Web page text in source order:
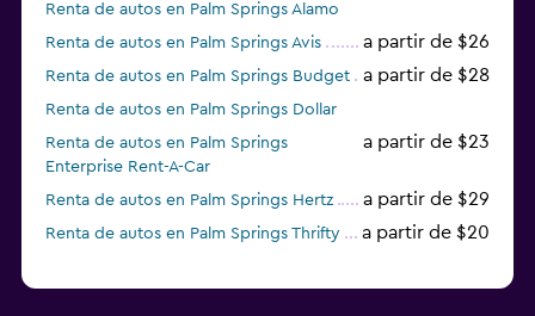
Renta de autos en Palm Springs Alamo
Renta de autos en Palm Springs Avis
a partir de $26
Renta de autos en Palm Springs Budget a partir de $28
Renta de autos en Palm Springs Dollar
Renta de autos en Palm Springs
Enterprise Rent-A-Car
a partir de $23
Renta de autos en Palm Springs Hertz a partir de $29
Renta de autos en Palm Springs Thrifty a partir de $20